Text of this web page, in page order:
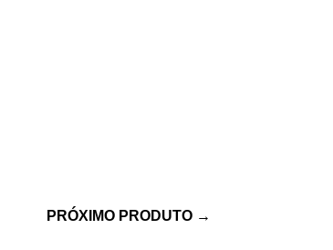
PRÓXIMO PRODUTO→